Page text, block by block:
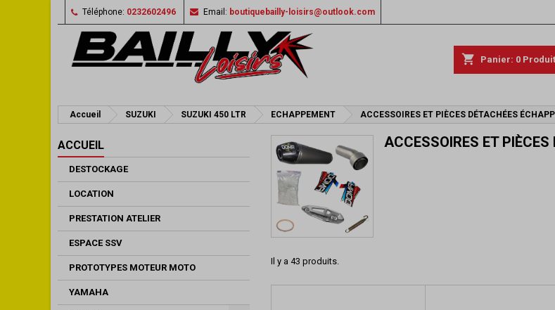
Téléphone: 0232602496 Email: boutiquebailly-loisirs@outlook.com
shopping_cart Panier: 0
Accueil SUZUKI SUZUKI 450 LTR ECHAPPEMENT ACCESSOIRES ET PIÈCES DÉTACHÉES
ACCUEIL
DESTOCKAGE
LOCATION
PRESTATION ATELIER
ESPACE SSV
PROTOTYPES MOTEUR MOTO
YAMAHA
ACCESSOIRES ET
Il y a 43 produits.